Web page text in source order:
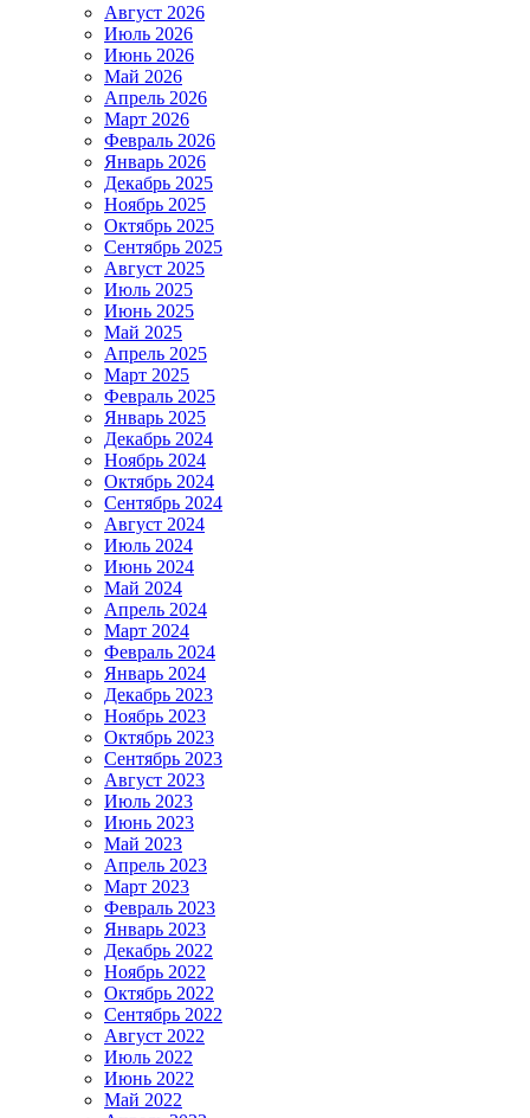
Август 2026
Июль 2026
Июнь 2026
Май 2026
Апрель 2026
Март 2026
Февраль 2026
Январь 2026
Декабрь 2025
Ноябрь 2025
Октябрь 2025
Сентябрь 2025
Август 2025
Июль 2025
Июнь 2025
Май 2025
Апрель 2025
Март 2025
Февраль 2025
Январь 2025
Декабрь 2024
Ноябрь 2024
Октябрь 2024
Сентябрь 2024
Август 2024
Июль 2024
Июнь 2024
Май 2024
Апрель 2024
Март 2024
Февраль 2024
Январь 2024
Декабрь 2023
Ноябрь 2023
Октябрь 2023
Сентябрь 2023
Август 2023
Июль 2023
Июнь 2023
Май 2023
Апрель 2023
Март 2023
Февраль 2023
Январь 2023
Декабрь 2022
Ноябрь 2022
Октябрь 2022
Сентябрь 2022
Август 2022
Июль 2022
Июнь 2022
Май 2022